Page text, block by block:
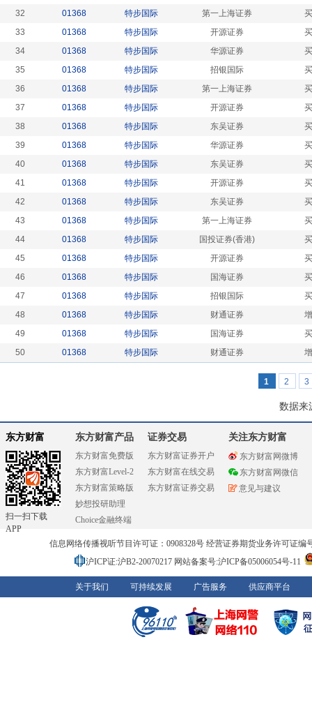
32
01368 特步国际 第一上海证券
33
01368 特步国际 开源证券
34
01368 特步国际 华源证券
35
01368 特步国际 招银国际
36
01368 特步国际 第一上海证券
37
01368 特步国际 开源证券
38
01368 特步国际 东吴证券
39
01368 特步国际 华源证券
40
01368 特步国际 东吴证券
41
01368 特步国际 开源证券
42
01368 特步国际 东吴证券
43
01368 特步国际 第一上海证券
44
01368 特步国际 国投证券(香港)
45
01368 特步国际 开源证券
46
01368 特步国际 国海证券
47
01368 特步国际 招银国际
48
01368 特步国际 财通证券
49
01368 特步国际 国海证券
50
01368 特步国际 财通证券
1 2 3
数据来
东方财富
扫一扫下载
APP
东方财富产品
东方财富免费版
东方财富Level-2
东方财富策略版
妙想投研助理
Choice金融终端
证券交易
东方财富证券开户
东方财富在线交易
东方财富证券交易
关注东方财富
东方财富网微博
东方财富网微信
意见与建议
信息网络传播视听节目许可证：0908328号 经营证券期货业务许可证编
沪ICP证:沪B2-20070217 网站备案号:沪ICP备05006054号-11
关于我们 可持续发展 广告服务 供应商平台